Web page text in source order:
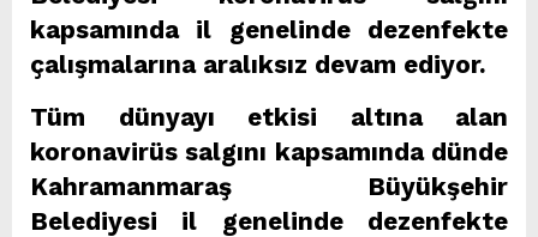
kapsamında il genelinde dezenfekte
çalışmalarına aralıksız devam ediyor.
Tüm dünyayı etkisi altına alan
koronavirüs salgını kapsamında dünde
Kahramanmaraş Büyükşehir
Belediyesi il genelinde dezenfekte